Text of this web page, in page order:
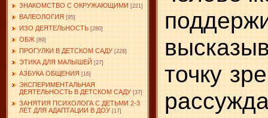
ЗНАКОМСТВО С ОКРУЖАЮЩИМИ [221]
ВАЛЕОЛОГИЯ [95]
ИЗО ДЕЯТЕЛЬНОСТЬ [280]
ОБЖ [89]
ПРОГУЛКИ В ДЕТСКОМ САДУ [228]
ЭТИКА ДЛЯ МАЛЫШЕЙ [27]
АЗБУКА ОБЩЕНИЯ [16]
ЭКСПЕРИМЕНТАЛЬНАЯ
ДЕЯТЕЛЬНОСТЬ В ДЕТСКОМ САДУ [37]
ЗАНЯТИЯ ПСИХОЛОГА С ДЕТЬМИ 2-3
ЛЕТ ДЛЯ АДАПТАЦИИ В ДОУ [17]
точку